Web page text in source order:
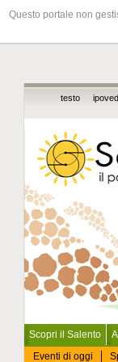
Questo portale non
testo
Scopri il Salento
Eventi di oggi